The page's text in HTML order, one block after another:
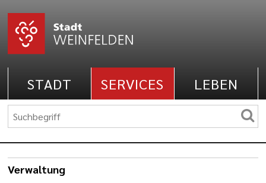
STADT SERVICES LEBEN
Verwaltung